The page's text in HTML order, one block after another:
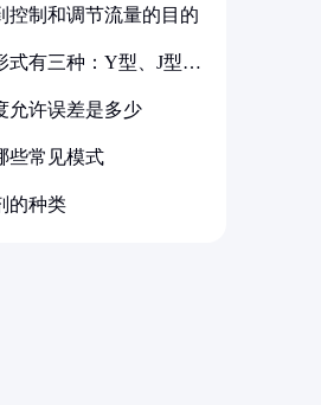
控制和调节流量的目的
式有三种：Y型、J型、
允许误差是多少
些常见模式
的种类